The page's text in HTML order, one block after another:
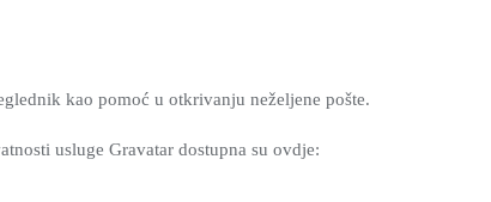
kao pomoć u otkrivanju neželjene pošte.
usluge Gravatar dostupna su ovdje: